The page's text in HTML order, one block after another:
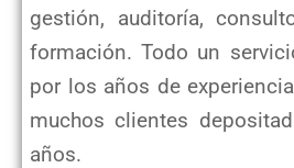
gestión, auditoría,
formación. Todo un
por los años de
muchos clientes
años.